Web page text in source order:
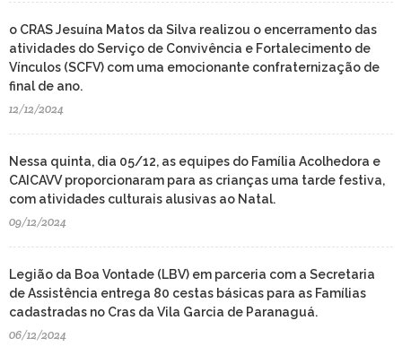
o CRAS Jesuína Matos da Silva realizou o encerramento das
atividades do Serviço de Convivência e Fortalecimento de
Vínculos (SCFV) com uma emocionante confraternização de
final de ano.
12/12/2024
Nessa quinta, dia 05/12, as equipes do Família Acolhedora e
CAICAVV proporcionaram para as crianças uma tarde festiva,
com atividades culturais alusivas ao Natal.
09/12/2024
Legião da Boa Vontade (LBV) em parceria com a Secretaria
de Assistência entrega 80 cestas básicas para as Famílias
cadastradas no Cras da Vila Garcia de Paranaguá.
06/12/2024